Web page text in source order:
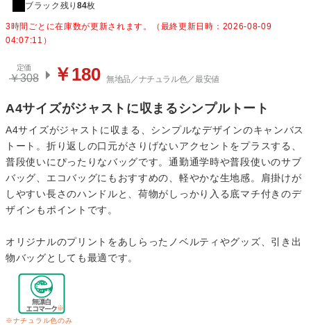
ブラック 残り 84枚
3時間ごとに在庫数が更新されます。（最終更新日時：2026-08-09
04:07:11）
定価
￥308 ￥180 無地品／ナチュラル色／最安値
A4サイズがジャストに収まるシンプルトート
A4サイズがジャストに収まる、シンプルなデザインのキャンバス
トート。折り返しの口元がさりげないアクセントをプラスする、
普段使いにぴったりなバッグです。通勤通学時や普段使いのサブ
バッグ、エコバッグにもおすすめの、軽やかな生地感。肩掛けが
しやすい長さのハンドルと、荷物がしっかり入る底マチ付きのデ
ザインもポイントです。
オリジナルのプリントをあしらったノベルティやグッズ、引き出
物バッグとしても最適です。
※ナチュラル色のみ